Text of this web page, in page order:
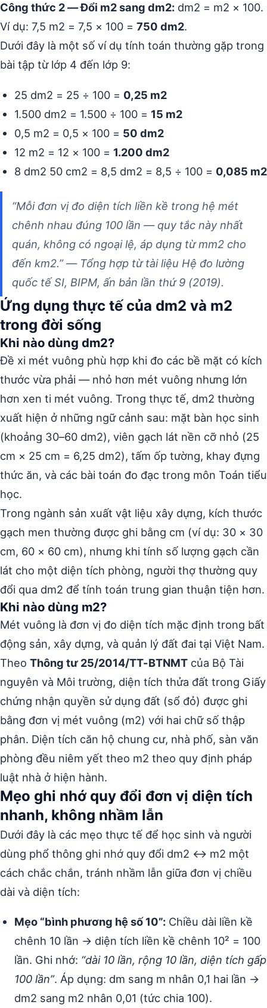
Công thức 2 — Đổi m2 sang dm2: dm2 = m2 × 100.
Ví dụ: 7,5 m2 = 7,5 × 100 = 750 dm2.
Dưới đây là một số ví dụ tính toán thường gặp trong
bài tập từ lớp 4 đến lớp 9:
25 dm2 = 25 ÷ 100 = 0,25 m2
1.500 dm2 = 1.500 ÷ 100 = 15 m2
0,5 m2 = 0,5 × 100 = 50 dm2
12 m2 = 12 × 100 = 1.200 dm2
8 dm2 50 cm2 = 8,5 dm2 = 8,5 ÷ 100 = 0,085 m2
“Mỗi đơn vị đo diện tích liền kề trong hệ mét
chênh nhau đúng 100 lần — quy tắc này nhất
quán, không có ngoại lệ, áp dụng từ mm2 cho
đến km2.” — Tổng hợp từ tài liệu Hệ đo lường
quốc tế SI, BIPM, ấn bản lần thứ 9 (2019).
Ứng dụng thực tế của dm2 và m2
trong đời sống
Khi nào dùng dm2?
Đề xi mét vuông phù hợp khi đo các bề mặt có kích
thước vừa phải — nhỏ hơn mét vuông nhưng lớn
hơn xen ti mét vuông. Trong thực tế, dm2 thường
xuất hiện ở những ngữ cảnh sau: mặt bàn học sinh
(khoảng 30–60 dm2), viên gạch lát nền cỡ nhỏ (25
cm × 25 cm = 6,25 dm2), tấm ốp tường, khay đựng
thức ăn, và các bài toán đo đạc trong môn Toán tiểu
học.
Trong ngành sản xuất vật liệu xây dựng, kích thước
gạch men thường được ghi bằng cm (ví dụ: 30 × 30
cm, 60 × 60 cm), nhưng khi tính số lượng gạch cần
lát cho một diện tích phòng, người thợ thường quy
đổi qua dm2 để tính toán trung gian thuận tiện hơn.
Khi nào dùng m2?
Mét vuông là đơn vị đo diện tích mặc định trong bất
động sản, xây dựng, và quản lý đất đai tại Việt Nam.
Theo Thông tư 25/2014/TT-BTNMT của Bộ Tài
nguyên và Môi trường, diện tích thửa đất trong Giấy
chứng nhận quyền sử dụng đất (sổ đỏ) được ghi
bằng đơn vị mét vuông (m2) với hai chữ số thập
phân. Diện tích căn hộ chung cư, nhà phố, sàn văn
phòng đều niêm yết theo m2 theo quy định pháp
luật nhà ở hiện hành.
Mẹo ghi nhớ quy đổi đơn vị diện tích
nhanh, không nhầm lẫn
Dưới đây là các mẹo thực tế để học sinh và người
dùng phổ thông ghi nhớ quy đổi dm2 ↔ m2 một
cách chắc chắn, tránh nhầm lẫn giữa đơn vị chiều
dài và diện tích:
Mẹo “bình phương hệ số 10”: Chiều dài liền kề
chênh 10 lần → diện tích liền kề chênh 10² = 100
lần. Ghi nhớ: “dài 10 lần, rộng 10 lần, diện tích gấp
100 lần”. Áp dụng: dm sang m nhân 0,1 hai lần →
dm2 sang m2 nhân 0,01 (tức chia 100).